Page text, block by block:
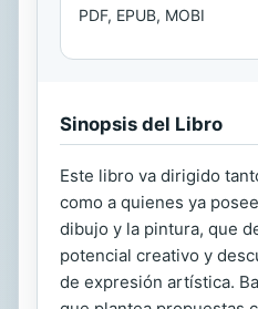
PDF, EPUB, MOBI
Sinopsis del Libro
Este libro va dirigido
como a quienes ya
dibujo y la pintura, que
potencial creativo y
de expresión artística.